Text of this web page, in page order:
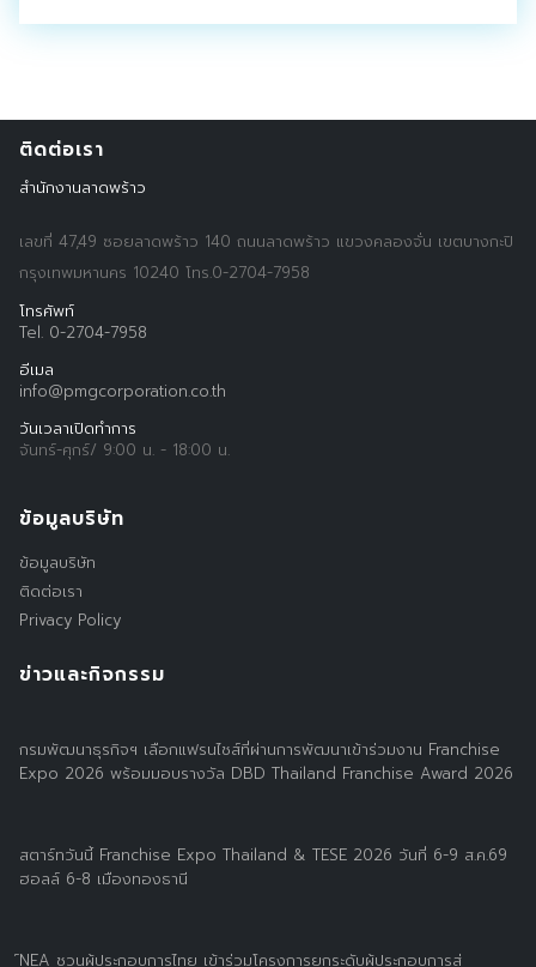
ผลิตสิ่งพิมพ์และที่เกี่ยวข้อง
หน้าแรก
อบรมสัมมนาออฟไลน์และออนไลน์
Search
for:
ติดต่อเรา
สำนักงานลาดพร้าว
เลขที่ 47,49 ซอยลาดพร้าว 140 ถนนลาดพร้าว แขวงคลองจั่น เขตบางกะปิ
กรุงเทพมหานคร 10240 โทร.0-2704-7958
โทรศัพท์
Tel. 0-2704-7958
อีเมล
info@pmgcorporation.co.th
วันเวลาเปิดทำการ
จันทร์-ศุกร์/ 9:00 น. - 18:00 น.
ข้อมูลบริษัท
ข้อมูลบริษัท
ติดต่อเรา
Privacy Policy
ข่าวและกิจกรรม
กรมพัฒนาธุรกิจฯ เลือกแฟรนไชส์ที่ผ่านการพัฒนาเข้าร่วมงาน Franchise
Expo 2026 พร้อมมอบรางวัล DBD Thailand Franchise Award 2026
สตาร์ทวันนี้ Franchise Expo Thailand & TESE 2026 วันที่ 6-9 ส.ค.69
ฮอลล์ 6-8 เมืองทองธานี
์NEA ชวนผู้ประกอบการไทย เข้าร่วมโครงการยกระดับผู้ประกอบการสู่